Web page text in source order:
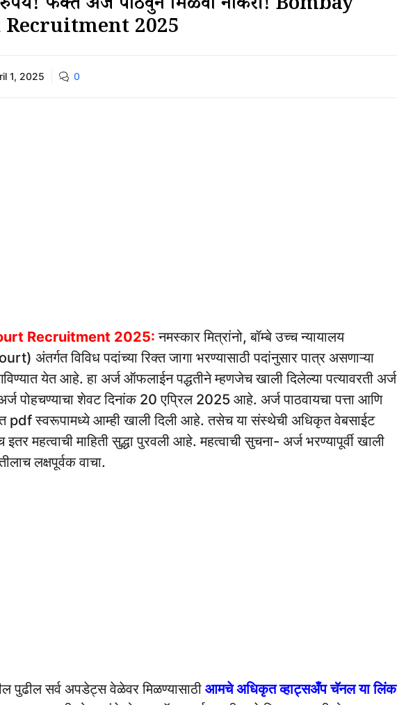
2025
1, 2025 0
Recruitment 2025: नमस्कार मित्रांनो, बॉम्बे उच्च न्यायालय
अंतर्गत विविध पदांच्या रिक्त जागा भरण्यासाठी पदांनुसार पात्र असणाऱ्या
येत आहे. हा अर्ज ऑफलाईन पद्धतीने म्हणजेच खाली दिलेल्या पत्यावरती अर्ज
पोहचण्याचा शेवट दिनांक 20 एप्रिल 2025 आहे. अर्ज पाठवायचा पत्ता आणि
pdf स्वरूपामध्ये आम्ही खाली दिली आहे. तसेच या संस्थेची अधिकृत वेबसाईट
महत्वाची माहिती सुद्धा पुरवली आहे. महत्वाची सुचना- अर्ज भरण्यापूर्वी खाली
लक्षपूर्वक वाचा.
पुढील सर्व अपडेट्स वेळेवर मिळण्यासाठी आमचे अधिकृत व्हाट्सअँप चॅनल या लिंक